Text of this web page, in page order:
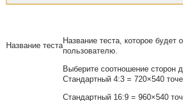
Название теста
Название теста, которое будет
пользователю.
Выберите соотношение сторон
Стандартный 4:3 = 720×540
Стандартный 16:9 = 960×540